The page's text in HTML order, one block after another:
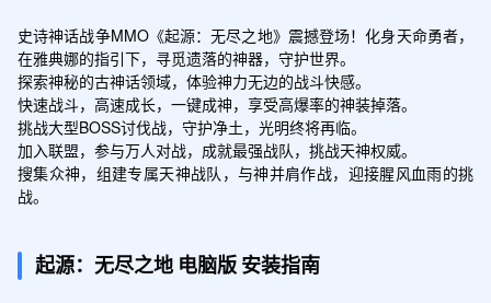
史诗神话战争MMO《起源：无尽之地》震撼登场！化身天命勇者，
在雅典娜的指引下，寻觅遗落的神器，守护世界。
探索神秘的古神话领域，体验神力无边的战斗快感。
快速战斗，高速成长，一键成神，享受高爆率的神装掉落。
挑战大型BOSS讨伐战，守护净土，光明终将再临。
加入联盟，参与万人对战，成就最强战队，挑战天神权威。
搜集众神，组建专属天神战队，与神并肩作战，迎接腥风血雨的挑
战。
起源：无尽之地 电脑版 安装指南